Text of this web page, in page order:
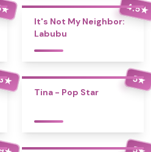
★ 4.5★
It's Not My Neighbor:
Labubu
★ 5★
Tina - Pop Star
5